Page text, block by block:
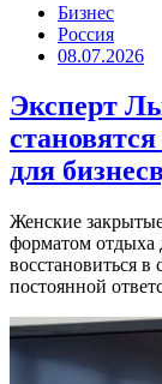
Бизнес
Россия
08.07.2026
Эксперт
для
Женские
форматом отдыха
восстановиться
постоянной